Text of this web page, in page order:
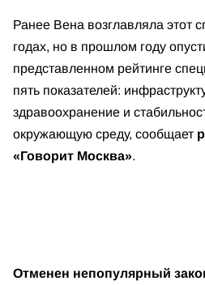
Ранее Вена возглавляла этот
годах, но в прошлом году
представленном рейтинге
пять показателей:
здравоохранение и
окружающую среду, сообщает
«Говорит Москва».
Отменен непопулярный